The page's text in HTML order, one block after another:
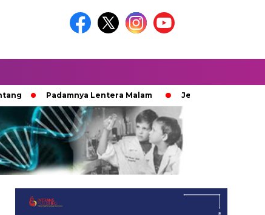
Padamnya Lentera Malam Jejak 100 Hari Pemburu